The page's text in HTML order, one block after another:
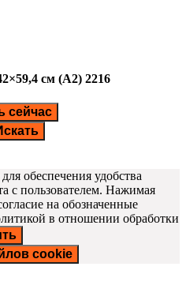
см (A2) 2216
сейчас
обеспечения удобства
с пользователем. Нажимая
на обозначенные
в отношении обработки
cookie